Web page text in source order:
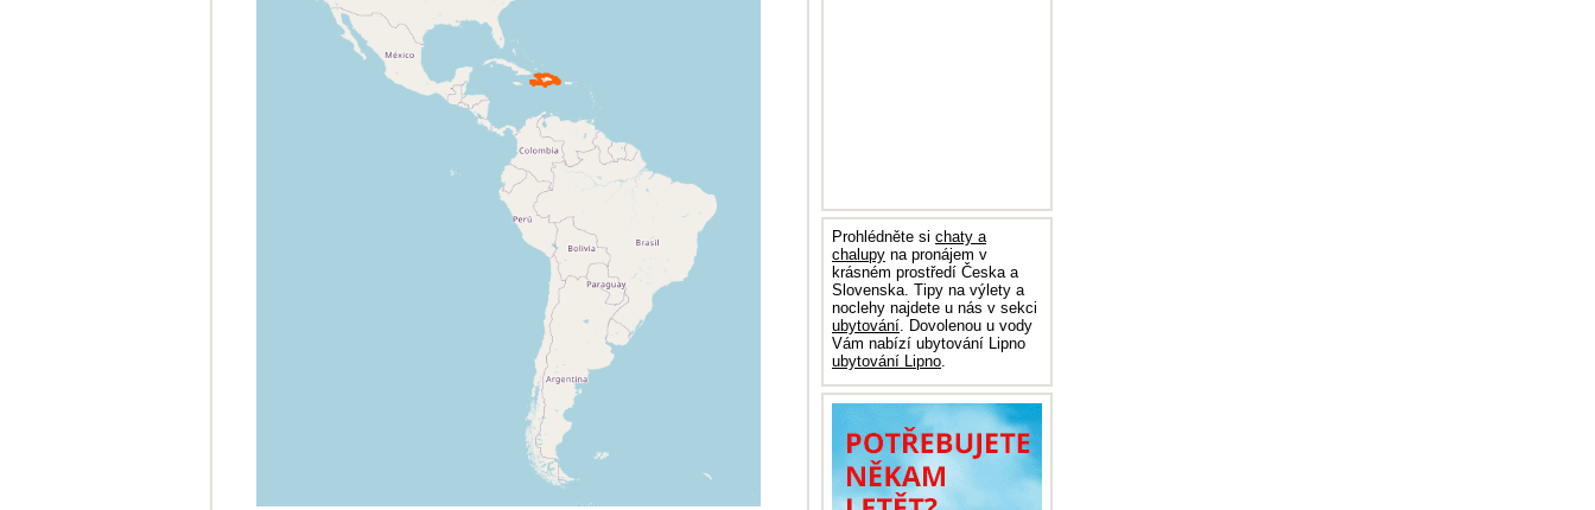
Prohlédněte si chaty a
chalupy na pronájem v
krásném prostředí Česka a
Slovenska. Tipy na výlety a
noclehy najdete u nás v sekci
ubytování. Dovolenou u vody
Vám nabízí ubytování Lipno
ubytování Lipno.